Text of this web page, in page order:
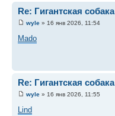
Re: Гигантская собака
wyle » 16 янв 2026, 11:54
Mado
Re: Гигантская собака
wyle » 16 янв 2026, 11:55
Lind